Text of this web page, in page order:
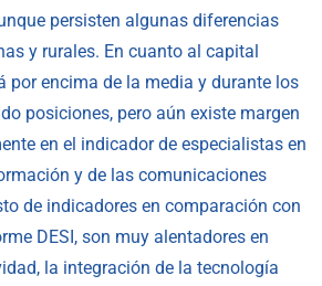
persisten algunas diferencias
y rurales. En cuanto al capital
por encima de la media y durante los
posiciones, pero aún existe margen
en el indicador de especialistas en
y de las comunicaciones
de indicadores en comparación con
DESI, son muy alentadores en
la integración de la tecnología